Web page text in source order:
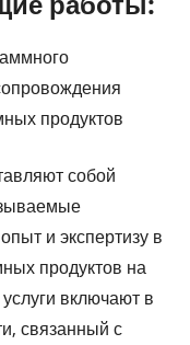
продуктов
собой
и экспертизу в
продуктов на
включают в
связанный с